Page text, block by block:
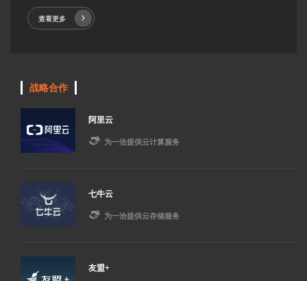
查看更多
战略合作
阿里云
 为一洽提供云计算服务
七牛云
 为一洽提供云存储服务
友盟+